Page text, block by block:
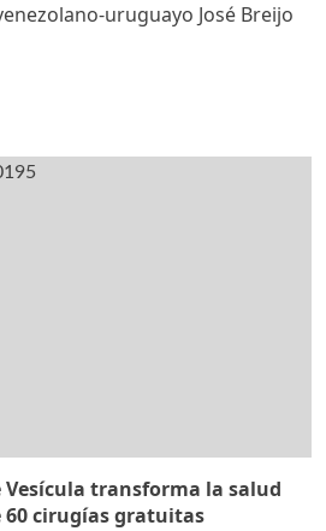
uruguayo José Breijo
transforma la salud
60 cirugías gratuitas